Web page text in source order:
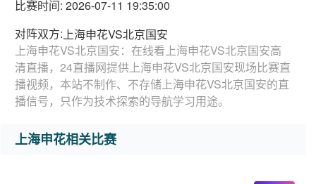
比赛时间: 2026-07-11 19:35:00
对阵双方: 上海申花VS北京国安
上海申花VS北京国安：在线看上海申花VS北京国安高
清直播，24直播网提供上海申花VS北京国安现场比赛直
播视频，本站不制作、不存储上海申花VS北京国安的直
播信号，只作为技术探索的导航学习用途。
上海申花相关比赛